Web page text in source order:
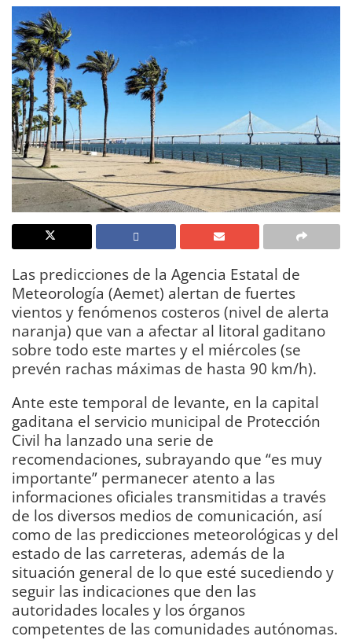
Las predicciones de la Agencia Estatal de
Meteorología (Aemet) alertan de fuertes
vientos y fenómenos costeros (nivel de alerta
naranja) que van a afectar al litoral gaditano
sobre todo este martes y el miércoles (se
prevén rachas máximas de hasta 90 km/h).
Ante este temporal de levante, en la capital
gaditana el servicio municipal de Protección
Civil ha lanzado una serie de
recomendaciones, subrayando que “es muy
importante” permanecer atento a las
informaciones oficiales transmitidas a través
de los diversos medios de comunicación, así
como de las predicciones meteorológicas y del
estado de las carreteras, además de la
situación general de lo que esté sucediendo y
seguir las indicaciones que den las
autoridades locales y los órganos
competentes de las comunidades autónomas.